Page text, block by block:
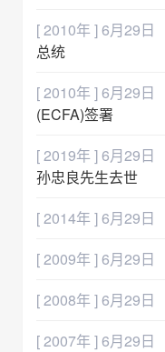
[ 2010年 ] 6月29日
总统
[ 2010年 ] 6月29日
(ECFA)签署
[ 2019年 ] 6月29日
孙忠良先生去世
[ 2014年 ] 6月29日
[ 2009年 ] 6月29日
[ 2008年 ] 6月29日
[ 2007年 ] 6月29日